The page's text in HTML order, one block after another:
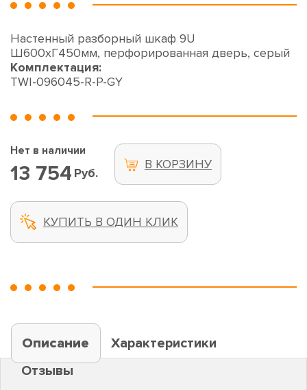
Настенный разборный шкаф 9U
Ш600хГ450мм, перфорированная дверь, серый
Комплектация:
TWI-096045-R-P-GY
Нет в наличии
13 754 Руб.
В КОРЗИНУ
КУПИТЬ В ОДИН КЛИК
Описание
Характеристики
Отзывы